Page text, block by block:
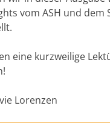
vom ASH und dem
eine kurzweilige
Lorenzen